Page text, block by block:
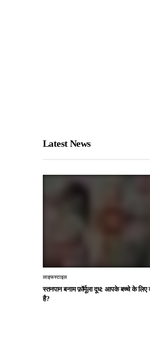
Latest News
लाइफस्टाइल
स्तनपान बनाम फ़ॉर्मूला दूध: आपके बच्चे के लिए
है?